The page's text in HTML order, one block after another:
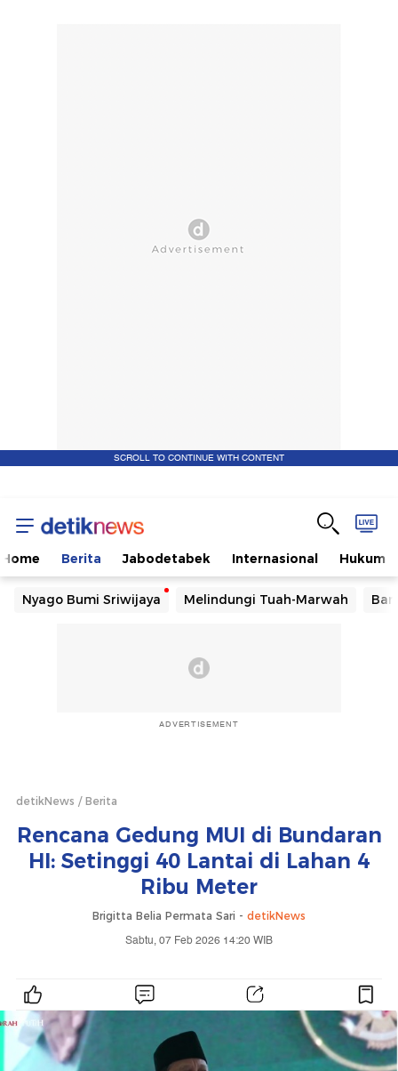
SCROLL TO CONTINUE WITH CONTENT
Home Berita Jabodetabek Internasional Hukum
Nyago Bumi Sriwijaya Melindungi Tuah-Marwah
ADVERTISEMENT
detikNews Berita
Rencana Gedung MUI di Bundaran
HI: Setinggi 40 Lantai di Lahan 4
Ribu Meter
Brigitta Belia Permata Sari - detikNews
Sabtu, 07 Feb 2026 14:20 WIB